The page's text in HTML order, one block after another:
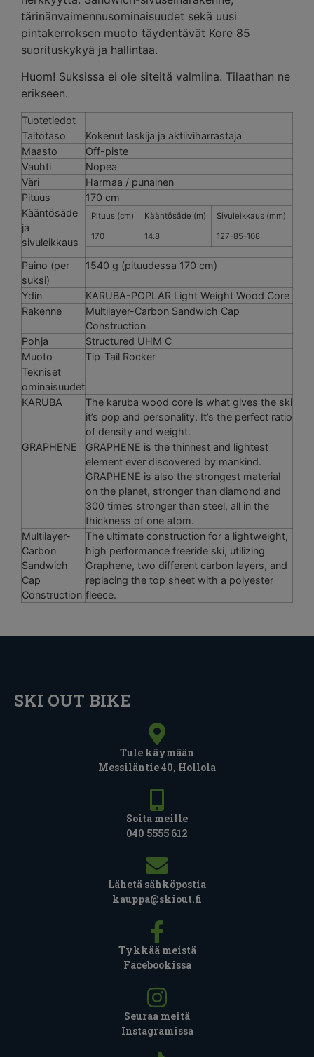
tärinänvaimennusominaisuudet sekä uusi
pintakerroksen muoto täydentävät Kore 85
suorituskykyä ja hallintaa.
Huom! Suksissa ei ole siteitä valmiina. Tilaathan ne
erikseen.
Tuotetiedot
Taitotaso
Kokenut laskija ja aktiiviharrastaja
Maasto
Off-piste
Vauhti
Nopea
Väri
Harmaa / punainen
Pituus
170 cm
Kääntösäde
ja
sivuleikkaus
Pituus (cm) Kääntösäde (m) Sivuleikkaus (mm)
170 14.8 127-85-108
Paino (per
suksi)
1540 g (pituudessa 170 cm)
Ydin
KARUBA-POPLAR Light Weight Wood Core
Rakenne
Multilayer-Carbon Sandwich Cap
Construction
Pohja
Structured UHM C
Muoto
Tip-Tail Rocker
Tekniset
ominaisuudet
KARUBA
The karuba wood core is what gives the ski
it’s pop and personality. It’s the perfect ratio
of density and weight.
GRAPHENE
GRAPHENE is the thinnest and lightest
element ever discovered by mankind.
GRAPHENE is also the strongest material
on the planet, stronger than diamond and
300 times stronger than steel, all in the
thickness of one atom.
Multilayer-
Carbon
Sandwich
Cap
Construction
The ultimate construction for a lightweight,
high performance freeride ski, utilizing
Graphene, two different carbon layers, and
replacing the top sheet with a polyester
fleece.
SKI OUT BIKE
Tule käymään
Messiläntie 40, Hollola
Soita meille
040 5555 612
Lähetä sähköpostia
kauppa@skiout.fi
Tykkää meistä
Facebookissa
Seuraa meitä
Instagramissa